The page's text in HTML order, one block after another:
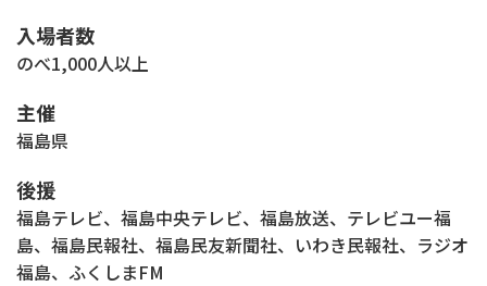
入場者数
のべ1,000人以上
主催
福島県
後援
福島テレビ、福島中央テレビ、福島放送、テレビユー福
島、福島民報社、福島民友新聞社、いわき民報社、ラジオ
福島、ふくしまFM